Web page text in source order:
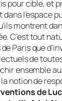
pour cible, et
l’espace
montrent
C’est tout
Paris que
de
ensemble
notion de
de